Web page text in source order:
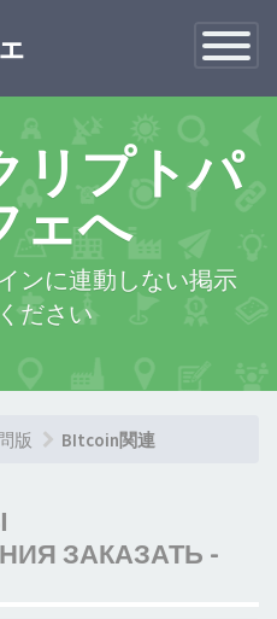
Toggle
リプトパ
ェへ
ンに連動しない掲示
ださい
版 BItcoin関連
ЗАКАЗАТЬ -